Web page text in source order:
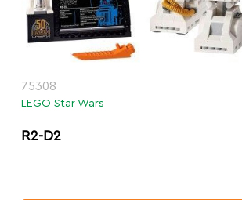
75308
LEGO Star Wars
R2-D2